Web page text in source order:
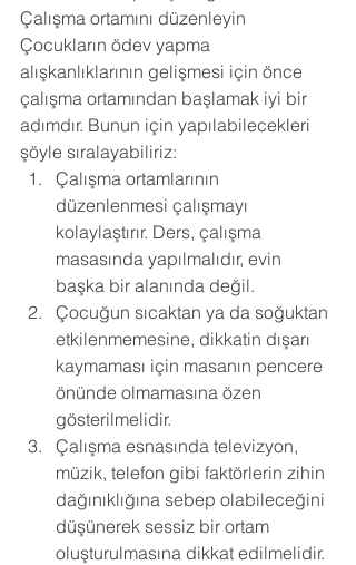
Çalışma ortamını düzenleyin
Çocukların ödev yapma
alışkanlıklarının gelişmesi için önce
çalışma ortamından başlamak iyi bir
adımdır. Bunun için yapılabilecekleri
şöyle sıralayabiliriz:
Çalışma ortamlarının
düzenlenmesi çalışmayı
kolaylaştırır. Ders, çalışma
masasında yapılmalıdır, evin
başka bir alanında değil.
Çocuğun sıcaktan ya da soğuktan
etkilenmemesine, dikkatin dışarı
kaymaması için masanın pencere
önünde olmamasına özen
gösterilmelidir.
Çalışma esnasında televizyon,
müzik, telefon gibi faktörlerin zihin
dağınıklığına sebep olabileceğini
düşünerek sessiz bir ortam
oluşturulmasına dikkat edilmelidir.